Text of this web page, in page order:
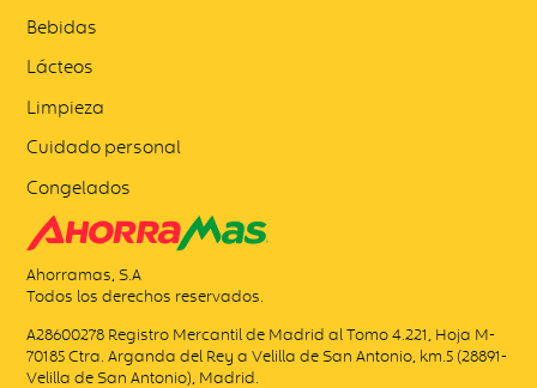
Bebidas
Lácteos
Limpieza
Cuidado personal
Congelados
Ahorramas, S.A
Todos los derechos reservados.
A28600278 Registro Mercantil de Madrid al Tomo 4.221, Hoja M-
70185 Ctra. Arganda del Rey a Velilla de San Antonio, km.5 (28891-
Velilla de San Antonio), Madrid.